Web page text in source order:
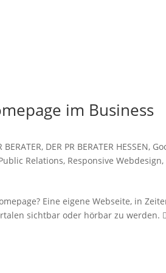
im Business
BERATER, DER PR BERATER HESSEN,
Relations, Responsive Webdesign,
Eine eigene Webseite, in
sichtbar oder hörbar zu werden. 